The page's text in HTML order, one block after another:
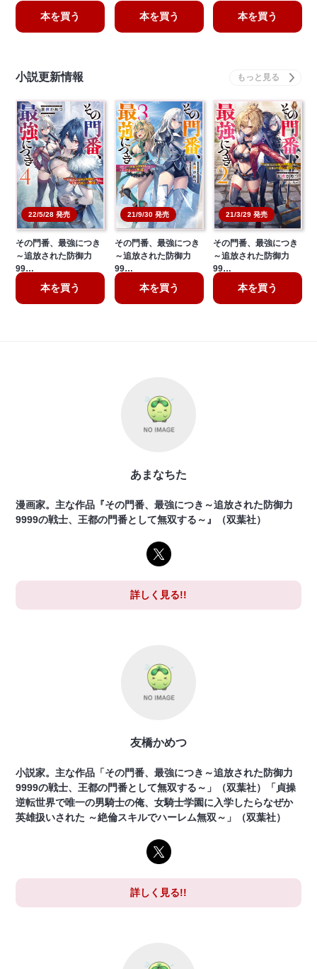
本を買う 本を買う 本を買う
小説更新情報
22/5/28 発売
その門番、最強につき
～追放された防御力
99…
本を買う
21/9/30 発売
その門番、最強につき
～追放された防御力
99…
本を買う
21/3/29 発売
その門番、最強につき
～追放された防御力
99…
本を買う
あまなちた
漫画家。主な作品『その門番、最強につき～追放された防御力
9999の戦士、王都の門番として無双する～』（双葉社）
詳しく見る!!
友橋かめつ
小説家。主な作品「その門番、最強につき～追放された防御力
9999の戦士、王都の門番として無双する～」（双葉社）「貞操
逆転世界で唯一の男騎士の俺、女騎士学園に入学したらなぜか
英雄扱いされた ～絶倫スキルでハーレム無双～」（双葉社）
詳しく見る!!